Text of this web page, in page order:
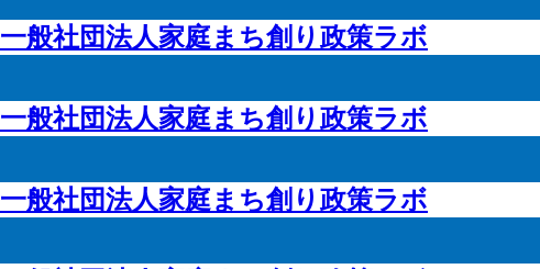
一般社団法人家庭まち創り政策ラボ
一般社団法人家庭まち創り政策ラボ
一般社団法人家庭まち創り政策ラボ